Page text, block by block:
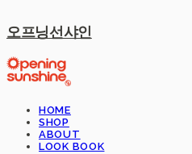
오프닝선샤인
HOME
SHOP
ABOUT
LOOK BOOK